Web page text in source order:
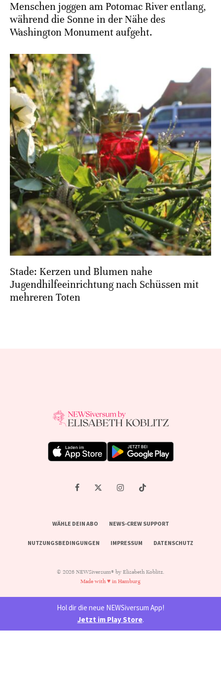
Menschen joggen am Potomac River entlang,
während die Sonne in der Nähe des
Washington Monument aufgeht.
Stade: Kerzen und Blumen nahe
Jugendhilfeeinrichtung nach Schüssen mit
mehreren Toten
WÄHLE DEIN ABO NEWS-CREW SUPPORT
NUTZUNGSBEDINGUNGEN IMPRESSUM DATENSCHUTZ
© 2026 NEWSiversum® by Elisabeth Koblitz.
Made with ♥ in Hamburg
Hol dir die neue NEWSiversum App!
Jetzt im Play Store.